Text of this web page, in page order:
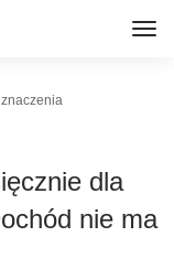
dla
nie ma